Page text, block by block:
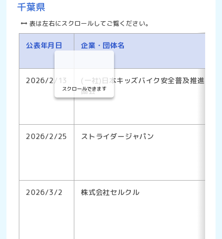
千葉県
表は左右にスクロールしてご覧ください。
公表年月日 企業・団体名
2026/2/13
(一社)日本キッズバイク安全普及推進
協会
2026/2/25 ストライダージャパン
2026/3/2 株式会社セルクル
スクロールできます